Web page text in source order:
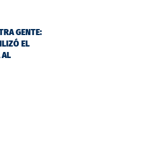
GENTE:
EL
AL